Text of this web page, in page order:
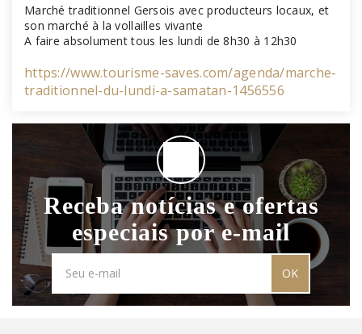
Marché traditionnel Gersois avec producteurs locaux, et
son marché à la vollailles vivante
A faire absolument tous les lundi de 8h30 à 12h30
https://www.tourisme-saves.com/agenda/marche-
traditionnel-du-lundi-a-samatan-1456556
Receba notícias e ofertas
especiais por e-mail
OK